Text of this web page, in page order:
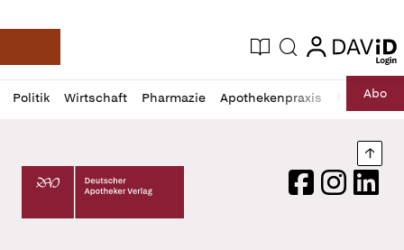
Deutsche Apotheker Zeitung
Aktuelle Ausgabe
Suche login
login
Politik Wirtschaft Pharmazie Apothekenpraxis RechtAbo
Profil
öffnen
Daz
Pur
Deutscher Apotheker Verlag Logo
FacebookInstagram